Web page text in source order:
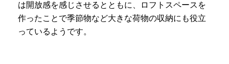
は開放感を感じさせるとともに、ロフトスペースを
作ったことで季節物など大きな荷物の収納にも役立
っているようです。